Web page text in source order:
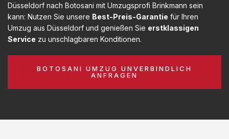
Düsseldorf nach Botosani mit Umzugsprofi Brinkmann sein
kann: Nutzen Sie unsere Best-Preis-Garantie für Ihren
Umzug aus Düsseldorf und genießen Sie erstklassigen
Service zu unschlagbaren Konditionen.
BOTOSANI UMZUG UNVERBINDLICH
ANFRAGEN